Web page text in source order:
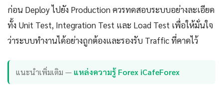
ก่อน Deploy ไปยัง Production ควรทดสอบระบบอย่างละเอียด
ทั้ง Unit Test, Integration Test และ Load Test เพื่อให้มั่นใจ
ว่าระบบทำงานได้อย่างถูกต้องและรองรับ Traffic ที่คาดไว้
แนะนำเพิ่มเติม — แหล่งความรู้ Forex iCafeForex